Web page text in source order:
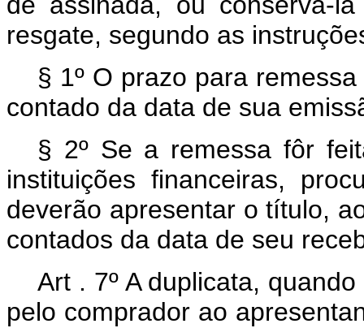
resgate, segundo as
§ 1º O prazo para
contado da data de sua
§ 2º Se a remessa fôr
instituições financeiras,
deverão apresentar o título,
contados da data de seu
Art . 7º A duplicata,
pelo comprador ao